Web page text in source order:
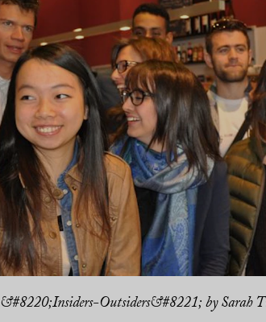
&#8220;Insiders-Outsiders&#8221; by Sarah